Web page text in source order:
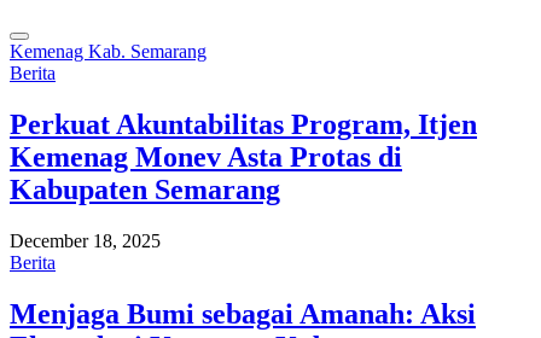
Kemenag Kab. Semarang
Berita
Perkuat Akuntabilitas Program, Itjen
Kemenag Monev Asta Protas di
Kabupaten Semarang
December 18, 2025
Berita
Menjaga Bumi sebagai Amanah: Aksi